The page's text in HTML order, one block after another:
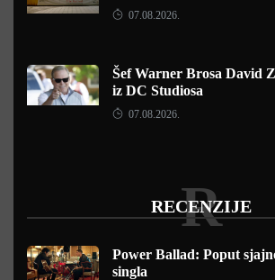
07.08.2026.
Šef Warner Brosa David
iz DC Studiosa
07.08.2026.
RECENZIJE
R
Power Ballad: Poput
singla